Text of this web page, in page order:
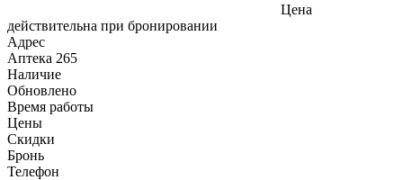
Цена
действительна при бронировании
Адрес
Аптека 265
Наличие
Обновлено
Время работы
Цены
Скидки
Бронь
Телефон